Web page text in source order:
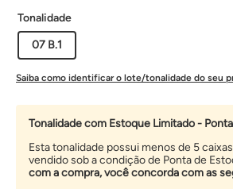
Tonalidade
07 B.1
Saiba como identificar o lote/tonalidade do seu
Tonalidade com Estoque Limitado -
Esta tonalidade possui menos de 5
vendido sob a condição de Ponta de
com a compra, você concorda com as